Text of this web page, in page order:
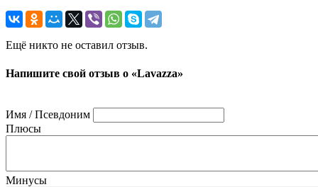
Ещё никто не оставил отзыв.
Напишите свой отзыв о «Lavazza»
Имя / Псевдоним
Плюсы
Минусы